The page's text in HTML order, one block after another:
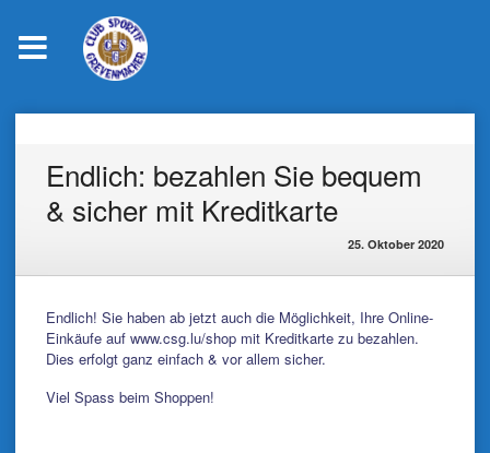
contentEndlich: bezahlen Sie bequem
& sicher mit Kreditkarte
25. Oktober 2020
Endlich! Sie haben ab jetzt auch die Möglichkeit, Ihre Online-
Einkäufe auf www.csg.lu/shop mit Kreditkarte zu bezahlen.
Dies erfolgt ganz einfach & vor allem sicher.
Viel Spass beim Shoppen!